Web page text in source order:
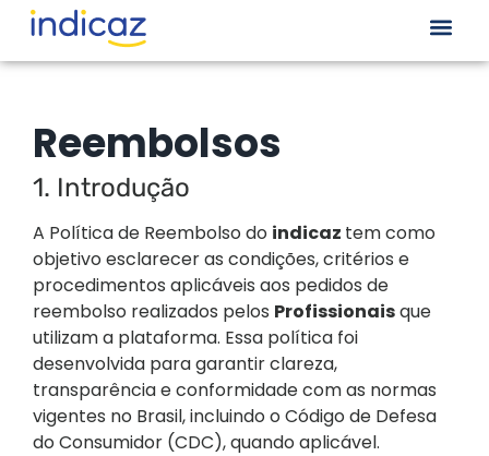
Reembolsos
1. Introdução
A Política de Reembolso do indicaz tem como
objetivo esclarecer as condições, critérios e
procedimentos aplicáveis aos pedidos de
reembolso realizados pelos Profissionaisque
utilizam a plataforma. Essa política foi
desenvolvida para garantir clareza,
transparência e conformidade com as normas
vigentes no Brasil, incluindo o Código de Defesa
do Consumidor (CDC), quando aplicável.